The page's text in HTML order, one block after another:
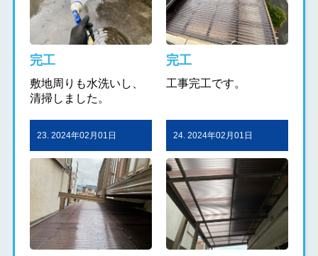
完工
敷地周りも水洗いし、
清掃しました。
完工
工事完工です。
23. 2024年02月01日 24. 2024年02月01日